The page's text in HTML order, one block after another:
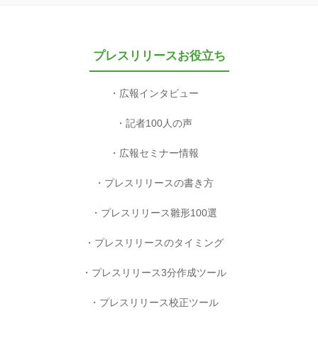
プレスリリースお役立ち
広報インタビュー
記者100人の声
広報セミナー情報
プレスリリースの書き方
プレスリリース雛形100選
プレスリリースのタイミング
プレスリリース3分作成ツール
プレスリリース校正ツール